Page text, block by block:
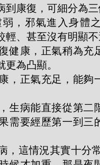
到康復，可細分為
，邪氣進入身體
輕、甚至沒有明顯
健康，正氣稍為充
為凸顯。
，正氣充足，能夠
生病能直接從第二
需要經歷第一到三
，這情況其實十分